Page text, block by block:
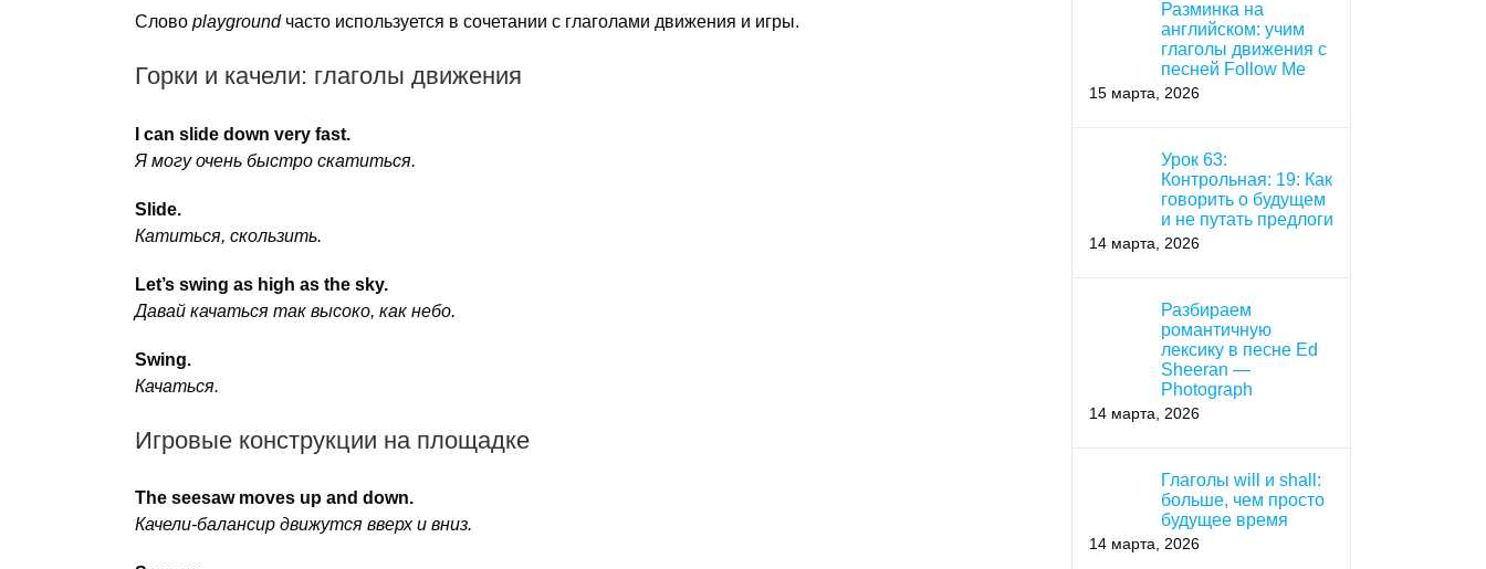
Слово playgroundчасто используется в сочетании с глаголами движения и игры.
Горки и качели: глаголы движения
I can slide down very fast.
Я могу очень быстро скатиться.
Slide.
Катиться, скользить.
Let’s swing as high as the sky.
Давай качаться так высоко, как небо.
Swing.
Качаться.
Игровые конструкции на площадке
The seesaw moves up and down.
Качели-балансир движутся вверх и вниз.
Разминка на
английском: учим
глаголы движения с
песней Follow Me
15 марта, 2026
Урок 63:
Контрольная: 19: Как
говорить о будущем
и не путать предлоги
14 марта, 2026
Разбираем
романтичную
лексику в песне Ed
Sheeran —
Photograph
14 марта, 2026
Глаголы will и shall:
больше, чем просто
будущее время
14 марта, 2026